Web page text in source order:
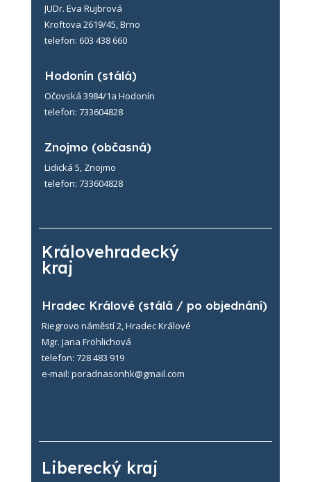
JUDr. Eva Rujbrová
Kroftova 2619/45, Brno
telefon: 603 438 660
Hodonín (stálá)
Očovská 3984/1a Hodonín
telefon: 733604828
Znojmo (občasná)
Lidická 5, Znojmo
telefon: 733604828
Královehradecký
kraj
Hradec Králové (stálá / po objednání)
Riegrovo náměstí 2, Hradec Králové
Mgr. Jana Fröhlichová
telefon: 728 483 919
e-mail: poradnasonhk@gmail.com
Liberecký kraj